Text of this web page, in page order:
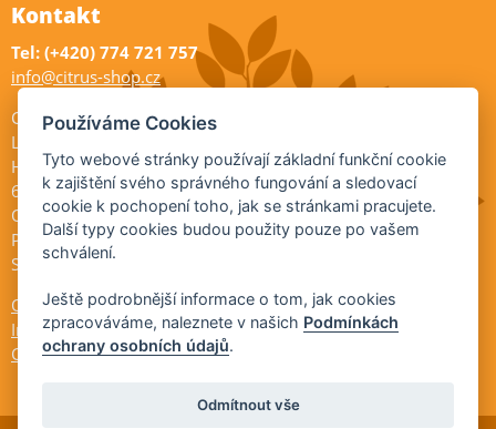
Kontakt
Tel: (+420) 774 721 757
info@citrus-shop.cz
Citrus shop zahradnictví
Legionářů 2
Hodonín
695 01
Otevřeno:
Po-Pá 9-17
So 9-11:30
Ochrana osobních údajů
Informace ÚKZÚZ
Cookies
Používáme Cookies
Tyto webové stránky používají základní funkční cookie
k zajištění svého správného fungování a sledovací
cookie k pochopení toho, jak se stránkami pracujete.
Další typy cookies budou použity pouze po vašem
schválení.
Ještě podrobnější informace o tom, jak cookies
zpracováváme, naleznete v našich Podmínkách
ochrany osobních údajů.
Odmítnout vše